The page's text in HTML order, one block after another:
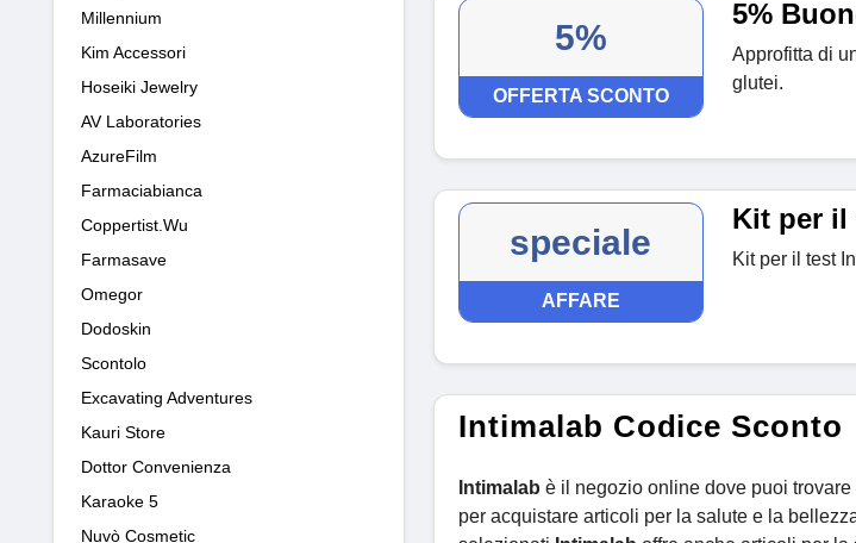
Millennium
Kim Accessori
Hoseiki Jewelry
AV Laboratories
AzureFilm
Farmaciabianca
Coppertist.Wu
Farmasave
Omegor
Dodoskin
Scontolo
Excavating Adventures
Kauri Store
Dottor Convenienza
Karaoke 5
Nuvò Cosmetic
5%
OFFERTA SCONTO
5%
Approfitta di
glutei.
speciale
AFFARE
Kit per il
Kit per il test
Intimalab Codice Sconto
Intimalab è il negozio online dove puoi
per acquistare articoli per la salute e la